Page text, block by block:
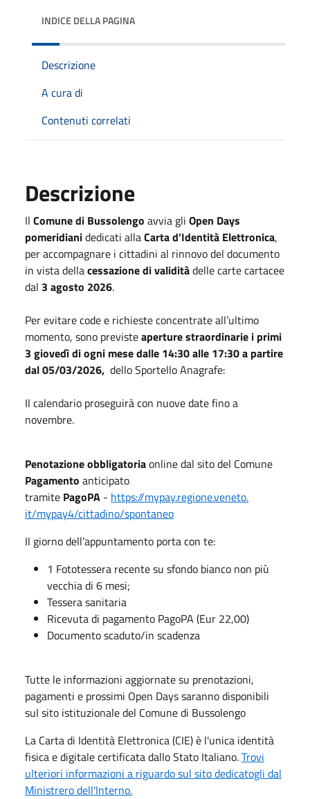
INDICE DELLA PAGINA
Descrizione
A cura di
Contenuti correlati
Descrizione
Il Comune di Bussolengo avvia gli Open Days
pomeridianidedicati allaCarta d’Identità Elettronica,
per accompagnare i cittadini al rinnovo del documento
in vista dellacessazione di validitàdelle carte cartacee
dal 3 agosto 2026.
Per evitare code e richieste concentrate all’ultimo
momento, sono previsteaperture straordinarie i primi
3 giovedì di ogni mese dalle 14:30 alle 17:30 a partire
dal 05/03/2026, dello Sportello Anagrafe:
Il calendario proseguirà con nuove date fino a
novembre.
Penotazione obbligatoriaonline dal sito del Comune
Pagamento anticipato
tramite PagoPA - https://mypay.regione.veneto.
it/mypay4/cittadino/spontaneo
Il giorno dell’appuntamento porta con te:
1 Fototessera recente su sfondo bianco non più
vecchia di 6 mesi;
Tessera sanitaria
Ricevuta di pagamento PagoPA (Eur 22,00)
Documento scaduto/in scadenza
Tutte le informazioni aggiornate su prenotazioni,
pagamenti e prossimi Open Days saranno disponibili
sul sito istituzionale del Comune di Bussolengo
La Carta di Identità Elettronica (CIE) è l'unica identità
fisica e digitale certificata dallo Stato Italiano.Trovi
ulteriori informazioni a riguardo sul sito dedicatogli dal
Ministrero dell'Interno.